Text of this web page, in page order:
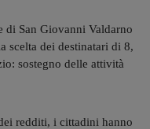
di San Giovanni Valdarno
scelta dei destinatari di 8,
sostegno delle attività
redditi, i cittadini hanno